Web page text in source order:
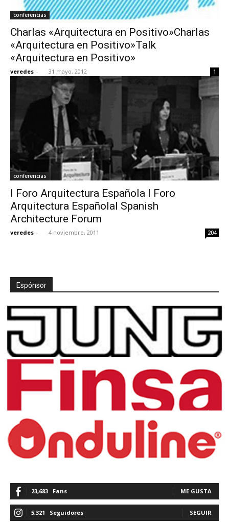
conferencias
Charlas «Arquitectura en Positivo»Charlas
«Arquitectura en Positivo»Talk
«Arquitectura en Positivo»
veredes - 31 mayo, 2012 1
conferencias
I Foro Arquitectura Española I Foro
Arquitectura EspañolaI Spanish
Architecture Forum
veredes - 4 noviembre, 2011 204
Espónsor
23,683 Fans ME GUSTA
5,321 Seguidores SEGUIR